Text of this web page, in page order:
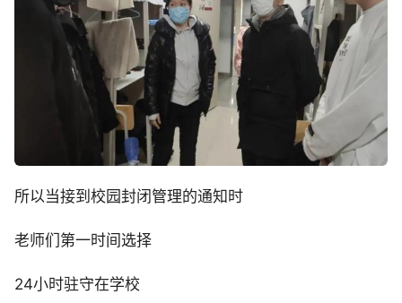
所以当接到校园封闭管理的通知时
老师们第一时间选择
24小时驻守在学校